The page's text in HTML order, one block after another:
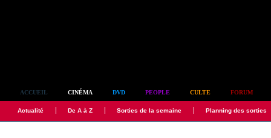
ACCUEIL CINÉMA DVD PEOPLE CULTE FORUM
Actualité De A à Z Sorties de la semaine Planning des sorties